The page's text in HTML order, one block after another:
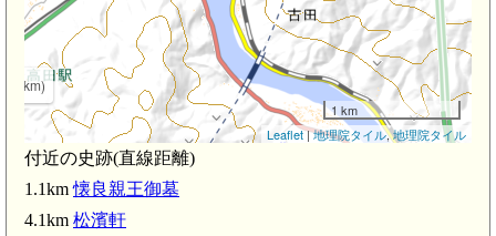
1 km
Leaflet|地理院タイル,地理院タイル
付近の史跡(直線距離)
1.1km懐良親王御墓
4.1km 松濱軒